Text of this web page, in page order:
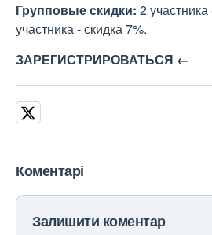
Групповые скидки: 2
участника - скидка 7%.
ЗАРЕГИСТРИРОВАТЬСЯ ←
Коментарі
Залишити коментар